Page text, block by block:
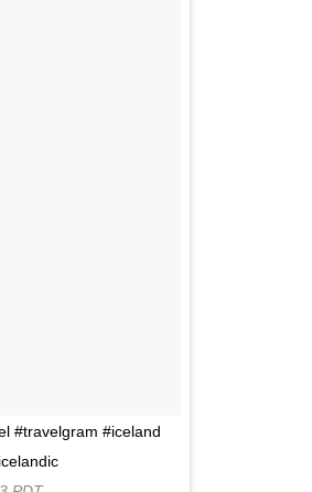
#travelgram #iceland